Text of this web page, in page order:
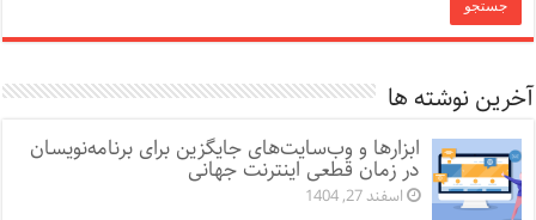
آخرین نوشته ها
ابزارها و وب‌سایت‌های جایگزین برای برنامه‌نویسان
در زمان قطعی اینترنت جهانی
اسفند 27, 1404